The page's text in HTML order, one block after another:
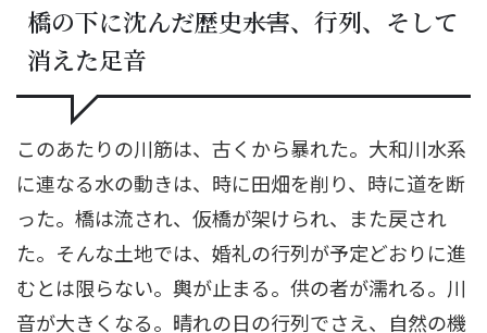
橋の下に沈んだ歴史――水害、行列、そして
消えた足音
このあたりの川筋は、古くから暴れた。大和川水系
に連なる水の動きは、時に田畑を削り、時に道を断
った。橋は流され、仮橋が架けられ、また戻され
た。そんな土地では、婚礼の行列が予定どおりに進
むとは限らない。輿が止まる。供の者が濡れる。川
音が大きくなる。晴れの日の行列でさえ、自然の機